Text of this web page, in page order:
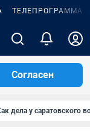
ТЕЛЕПРОГРАММА
Согласен
дела у саратовского